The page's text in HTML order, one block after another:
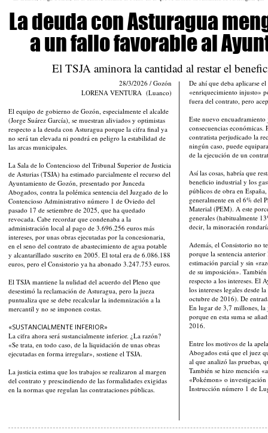
La deuda con Asturagua
a un fallo favorable al
El TSJA aminora la cantidad al restar el
28/3/2026 / Gozón
LORENA VENTURA (Luanco)
El equipo de gobierno de Gozón, especialmente el alcalde
(Jorge Suárez García), se muestran aliviados y optimistas
respecto a la deuda con Asturagua porque la cifra final ya
no será tan elevada ni pondrá en peligro la estabilidad de
las arcas municipales.
La Sala de lo Contencioso del Tribunal Superior de Justicia
de Asturias (TSJA) ha estimado parcialmente el recurso del
Ayuntamiento de Gozón, presentado por Junceda
Abogados, contra la polémica sentencia del Juzgado de lo
Contencioso Administrativo número 1 de Oviedo del
pasado 17 de setiembre de 2025, que ha quedado
revocada. Cabe recordar que condenaba a la
administración local al pago de 3.696.256 euros más
intereses, por unas obras ejecutadas por la concesionaria,
en el seno del contrato de abastecimiento de agua potable
y alcantarillado suscrito en 2005. El total era de 6.086.188
euros, pero el Consistorio ya ha abonado 3.247.753 euros.
El TSJA mantiene la nulidad del acuerdo del Pleno que
desestimó la reclamación de Asturagua, pero la jueza
puntualiza que se debe recalcular la indemnización a la
mercantil y no se imponen costas.
«SUSTANCIALMENTE INFERIOR»
La cifra ahora será sustancialmente inferior. ¿La razón?
«Se trata, en todo caso, de la liquidación de unas obras
ejecutadas en forma irregular», sostiene el TSJA.
La justicia estima que los trabajos se realizaron al margen
del contrato y prescindiendo de las formalidades exigidas
en la normas que regulan las contrataciones públicas.
De ahí que deba aplicarse
«enriquecimiento injusto»
fuera del contrato, pero
Este nuevo
consecuencias económicas.
contratista perjudicado la
ningún caso, puede
de la ejecución de un
Así las cosas, habría que
beneficio industrial y los
públicos de obra en
generalmente en el 6% del
Material (PEM). A este
generales (habitualmente
decir, la minoración
Además, el Consistorio no
porque la sentencia
estimación parcial y sin
de su imposición».
respecto a los intereses. El
los intereses legales desde
octubre de 2016). De
En lugar de 3,7 millones, la
porque en esta suma se
2016.
Entre los motivos de la
Abogados está que el juez
al que analizó las pruebas,
También se hizo mención
«Pokémon» o
Instrucción número 1 de